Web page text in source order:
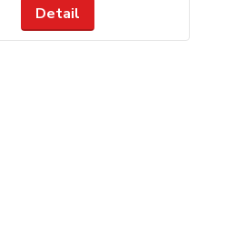
Detail